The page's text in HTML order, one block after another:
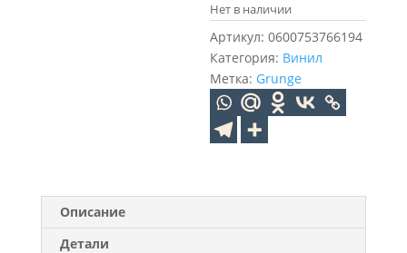
Нет в наличии
Артикул:0600753766194
Категория: Винил
Метка: Grunge
Описание
Детали